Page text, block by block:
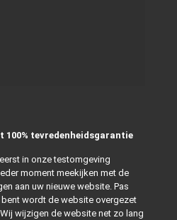
100% tevredenheidsgarantie
in onze testomgeving
moment meekijken met de
aan uw nieuwe website. Pas
bent wordt de website overgezet
wijzigen de website net zo lang